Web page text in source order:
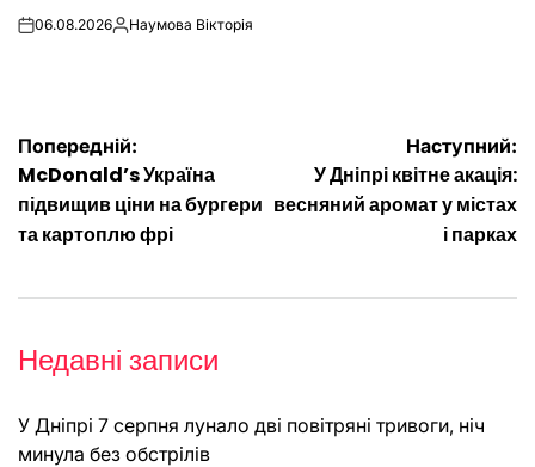
on06.08.2026Опубліковано
Наумова Вікторія
Навігація
записів
Попередній:
McDonald’s Україна
підвищив ціни на бургери
та картоплю фрі
Наступний:
У Дніпрі квітне акація:
весняний аромат у містах
і парках
Недавні записи
У Дніпрі 7 серпня лунало дві повітряні тривоги, ніч
минула без обстрілів